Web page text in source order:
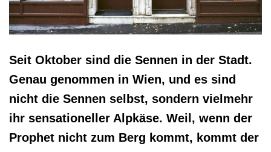
Seit Oktober sind die Sennen in der Stadt.
Genau genommen in Wien, und es sind
nicht die Sennen selbst, sondern vielmehr
ihr sensationeller Alpkäse. Weil, wenn der
Prophet nicht zum Berg kommt, kommt der